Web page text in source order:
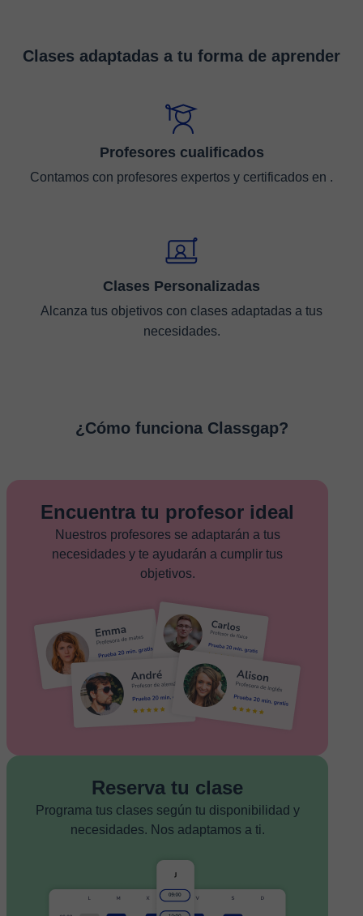
Clases adaptadas a tu forma de aprender
Profesores cualificados
Contamos con profesores expertos y certificados en .
Clases Personalizadas
Alcanza tus objetivos con clases adaptadas a tus
necesidades.
¿Cómo funciona Classgap?
Encuentra tu profesor ideal
Nuestros profesores se adaptarán a tus
necesidades y te ayudarán a cumplir tus
objetivos.
Reserva tu clase
Programa tus clases según tu disponibilidad y
necesidades. Nos adaptamos a ti.